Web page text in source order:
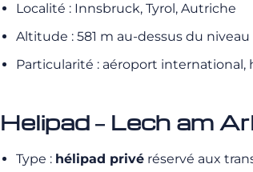
Localité : Innsbruck, Tyrol, Autriche
Altitude : 581 m au-dessus du
Particularité : aéroport international,
Helipad – Lech am
Type : hélipad privé réservé aux